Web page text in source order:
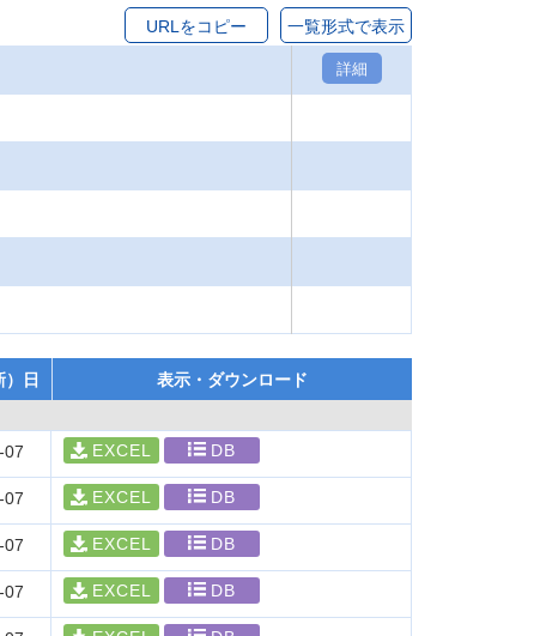
URLをコピー 一覧形式で表示
詳細
日
表示・ダウンロード
07 EXCEL DB
07 EXCEL DB
07 EXCEL DB
07 EXCEL DB